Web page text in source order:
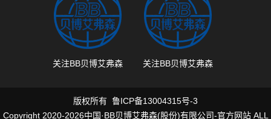
关注BB贝博艾弗森 关注BB贝博艾弗森
版权所有 鲁ICP备13004315号-3
Copyright 2020-2026中国·BB贝博艾弗森(股份)有限公司-官方网站 ALL